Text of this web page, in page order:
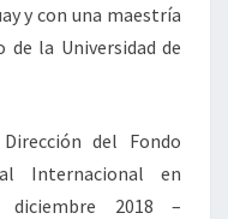
y con una maestría
de la Universidad de
del Fondo
Internacional en
diciembre 2018 –